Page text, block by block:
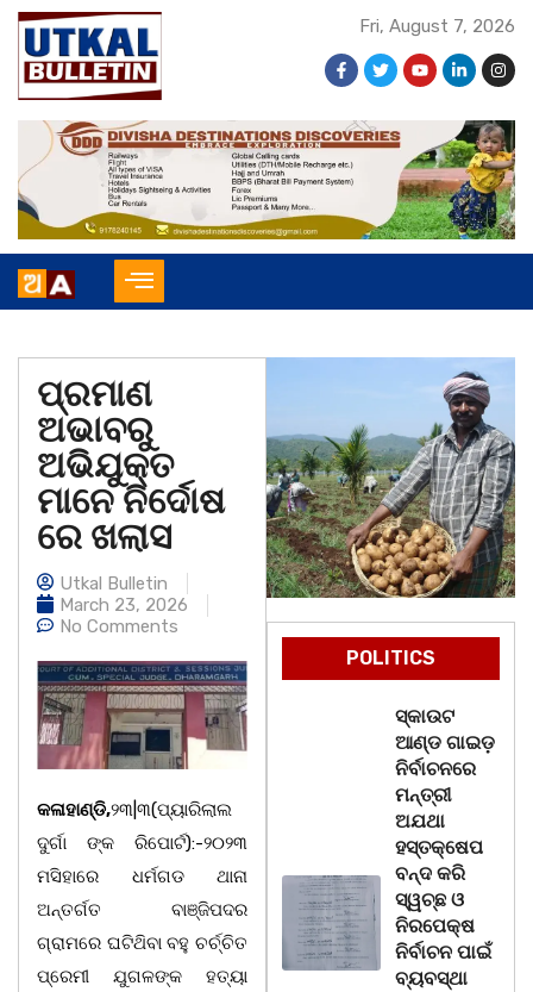
Fri, August 7, 2026
ପ୍ରମାଣ
ଅଭାବରୁ
ଅଭିଯୁକ୍ତ
ମାନେ ନିର୍ଦୋଷ
ରେ ଖଲାସ
Utkal Bulletin
March 23, 2026
No Comments
କଳାହାଣ୍ଡି,୨୩|୩(ପ୍ୟାରିଲାଲ
ଦୁର୍ଗା ଙ୍କ ରିପୋର୍ଟ):-୨୦୨୩
ମସିହାରେ ଧର୍ମଗଡ ଥାନା
ଅନ୍ତର୍ଗତ ବାଞ୍ଜିପଦର
ଗ୍ରାମରେ ଘଟିଥ‌ିବା ବହୁ ଚର୍ଚ୍ଚିତ
ପ୍ରେମୀ ଯୁଗଳଙ୍କ ହତ୍ୟା
POLITICS
ସ୍କାଉଟ
ଆଣ୍ଡ ଗାଇଡ଼
ନିର୍ବାଚନରେ
ମନ୍ତ୍ରୀ
ଅଯଥା
ହସ୍ତକ୍ଷେପ
ବନ୍ଦ କରି
ସ୍ୱଚ୍ଛ ଓ
ନିରପେକ୍ଷ
ନିର୍ବାଚନ ପାଇଁ
ବ୍ୟବସ୍ଥା